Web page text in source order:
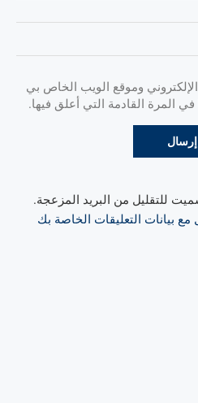
وموقع الويب الخاص بي
المرة القادمة التي أعلق فيها.
للتقليل من البريد المزعجة.
بيانات التعليقات الخاصة بك